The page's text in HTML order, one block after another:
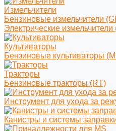
Измельчители
Бензиновые измельчители
Электрические измельчители
Культиваторы
Бензиновые культиваторы
Тракторы
Бензиновые тракторы (RT)
Инструмент для ухода за
Канистры и системы